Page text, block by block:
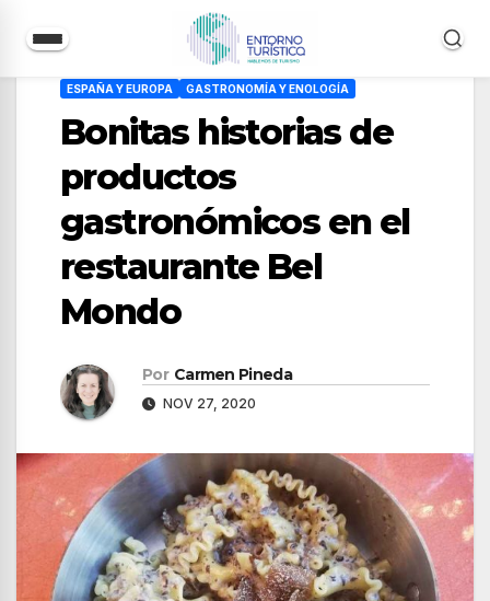
contenido
ESPAÑA Y EUROPA GASTRONOMÍA Y ENOLOGÍA
Bonitas historias de
productos
gastronómicos en el
restaurante Bel
Mondo
Por Carmen Pineda
NOV 27, 2020